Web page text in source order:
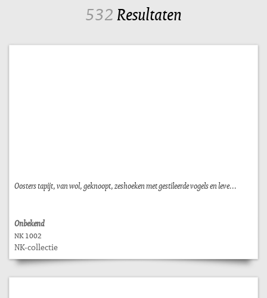
532Resultaten
Oosters tapijt, van wol, geknoopt, zeshoeken met gestileerde vogels en leve...
Onbekend
NK 1002
NK-collectie